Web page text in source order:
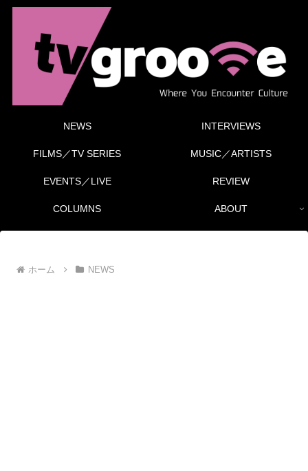
NEWS INTERVIEWS
FILMS／TV SERIES MUSIC／ARTISTS
EVENTS／LIVE REVIEW
COLUMNS ABOUT
ホーム NEWS